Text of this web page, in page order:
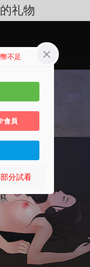
礼物
不足
會員
分試看